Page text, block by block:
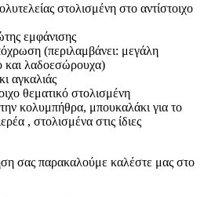
στολισμένη στο αντίστοιχο
εμφάνισης
(περιλαμβάνει: μεγάλη
και λαδοεσώρουχα)
αγκαλιάς
θεματικό στολισμένη
κολυμπήθρα, μπουκαλάκι για το
, στολισμένα στις ίδιες
σας παρακαλούμε καλέστε μας στο